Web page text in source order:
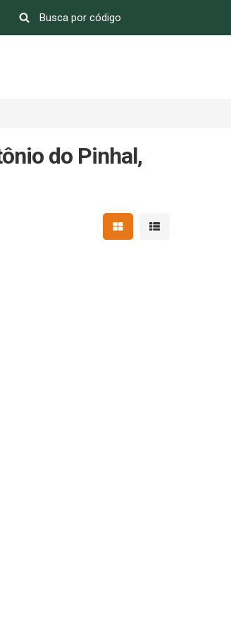
do Pinhal,
Mostrar resultados em
Mostrar